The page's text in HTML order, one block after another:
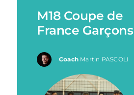
M18 Coupe de
France Garçons
Coach Martin PASCOLI